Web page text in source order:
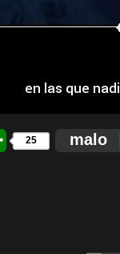
25 malo